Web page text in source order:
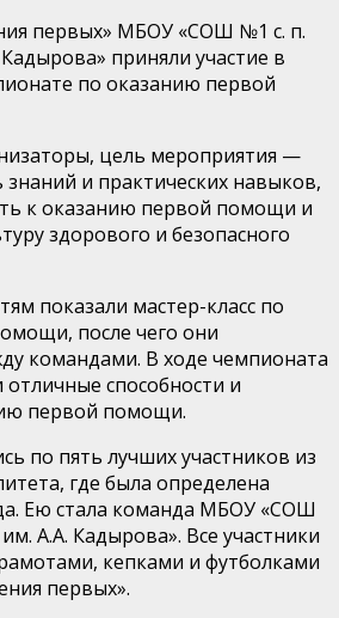
первых» МБОУ «СОШ №1 с. п.
приняли участие в
по оказанию первой
цель мероприятия —
и практических навыков,
к оказанию первой помощи и
здорового и безопасного
показали мастер-класс по
после чего они
командами. В ходе чемпионата
отличные способности и
первой помощи.
по пять лучших участников из
где была определена
Ею стала команда МБОУ «СОШ
А.А. Кадырова». Все участники
кепками и футболками
первых».